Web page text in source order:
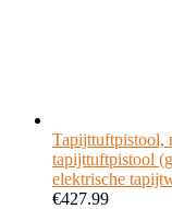
Tapijttuftpistool,
tapijttuftpistool
elektrische
€427.99